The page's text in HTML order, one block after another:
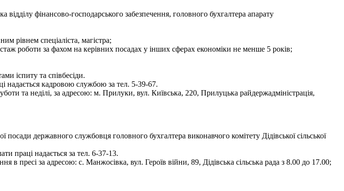
фінансово-господарського забезпечення, головного бухгалтера апарату
рівнем спеціаліста, магістра;
роботи за фахом на керівних посадах у інших сферах економіки не менше 5 років;
іспиту та співбесіди.
надається кадровою службою за тел. 5-39-67.
та неділі, за адресою: м. Прилуки, вул. Київська, 220, Прилуцька райдержадміністрація,
державного службовця головного бухгалтера виконавчого комітету Дідівської сільської
праці надається за тел. 6-37-13.
пресі за адресою: с. Манжосівка, вул. Героїв війни, 89, Дідівська сільська рада з 8.00 до 17.00;